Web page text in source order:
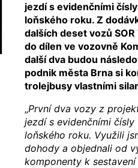
jezdí s evidenčními
loňského roku. Z
dalších deset vozů SOR
do dílen ve vozovně
další dva budou
podnik města Brna si
trolejbusy vlastními
„První dva vozy z
jezdí s evidenčními
loňského roku. Využili
dohody a objednali od
komponenty k